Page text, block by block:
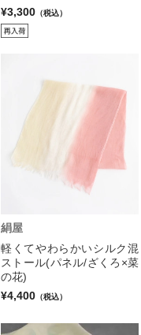
¥3,300 （税込）
絹屋
軽くてやわらかいシルク混
ストール(パネル/ざくろ×菜
の花)
¥4,400 （税込）